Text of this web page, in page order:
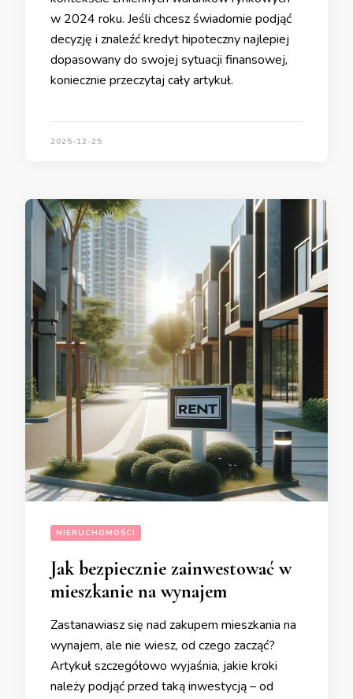
w 2024 roku. Jeśli chcesz świadomie podjąć
decyzję i znaleźć kredyt hipoteczny najlepiej
dopasowany do swojej sytuacji finansowej,
koniecznie przeczytaj cały artykuł.
2025-12-25
NIERUCHOMOŚCI
Jak bezpiecznie zainwestować w
mieszkanie na wynajem
Zastanawiasz się nad zakupem mieszkania na
wynajem, ale nie wiesz, od czego zacząć?
Artykuł szczegółowo wyjaśnia, jakie kroki
należy podjąć przed taką inwestycją – od